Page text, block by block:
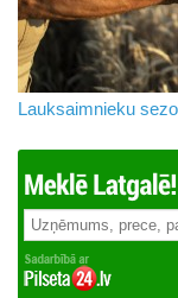
Lauksaimnieku